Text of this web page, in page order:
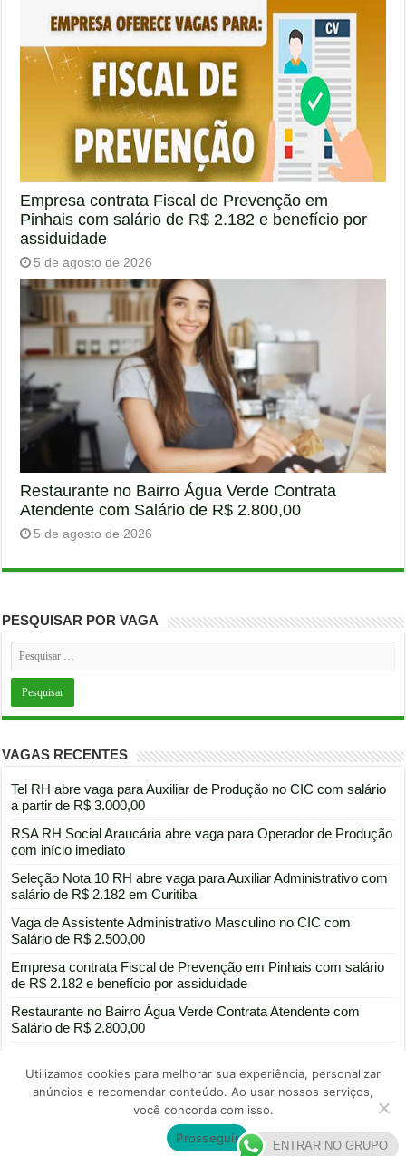
Empresa contrata Fiscal de Prevenção em
Pinhais com salário de R$ 2.182 e benefício por
assiduidade
5 de agosto de 2026
Restaurante no Bairro Água Verde Contrata
Atendente com Salário de R$ 2.800,00
5 de agosto de 2026
PESQUISAR POR VAGA
VAGAS RECENTES
Tel RH abre vaga para Auxiliar de Produção no CIC com salário
a partir de R$ 3.000,00
RSA RH Social Araucária abre vaga para Operador de Produção
com início imediato
Seleção Nota 10 RH abre vaga para Auxiliar Administrativo com
salário de R$ 2.182 em Curitiba
Vaga de Assistente Administrativo Masculino no CIC com
Salário de R$ 2.500,00
Empresa contrata Fiscal de Prevenção em Pinhais com salário
de R$ 2.182 e benefício por assiduidade
Restaurante no Bairro Água Verde Contrata Atendente com
Salário de R$ 2.800,00
Portal de divulgação de vagas de emprego
© Copyright 2025
ENTRAR NO GRUPO
Utilizamos cookies para melhorar sua experiência, personalizar
anúncios e recomendar conteúdo. Ao usar nossos serviços,
você concorda com isso.
Prosseguir